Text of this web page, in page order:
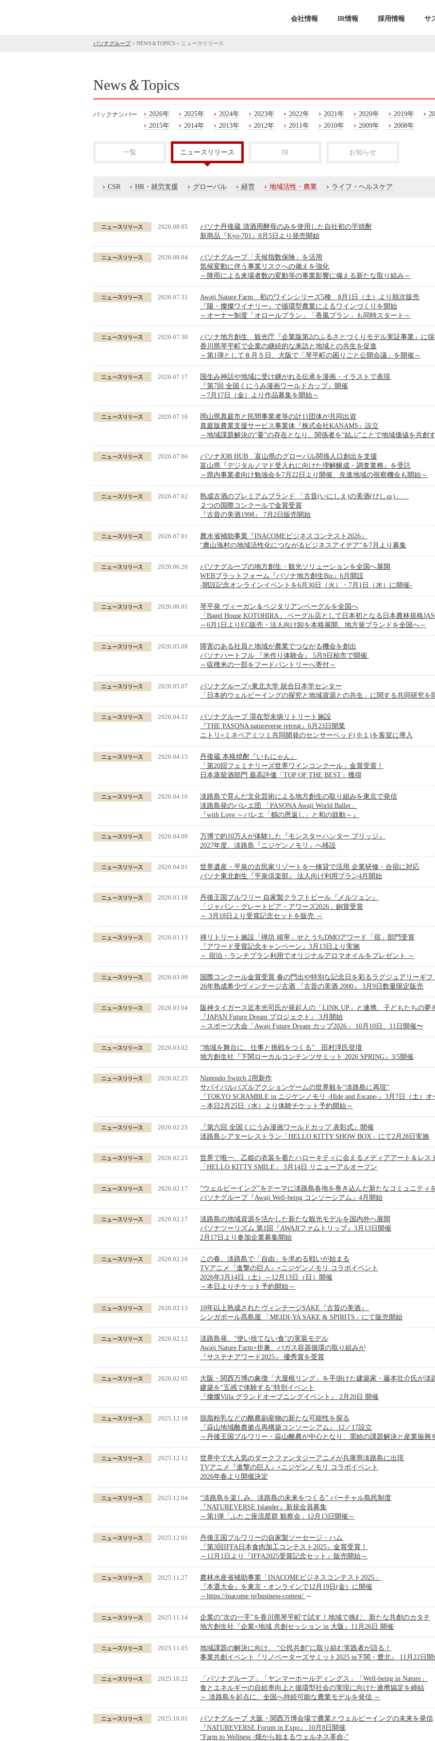
会社情報 IR情報 採用情報 サ
パソナグループ> NEWS＆TOPICS > ニュースリリース
News＆Topics
バックナンバー 2026年 2025年 2024年 2023年 2022年 2021年 2020年 2019年
2015年
2014年 2013年 2012年 2011年 2010年 2009年 2008年
一覧 ニュースリリース IR お知らせ
CSR HR・就労支援 グローバル 経営 地域活性・農業 ライフ・ヘルスケア
2026.08.05
パソナ丹後蔵 清酒用酵母のみを使用した自社初の芋焼酎
新商品『Kyo-701』8月5日より発売開始
2026.08.04
パソナグループ「天候指数保険」を活用
気候変動に伴う事業リスクへの備えを強化
～降雨による来場者数の変動等の事業影響に備える新たな取り組み～
2026.07.31
Awaji Nature Farm 初のワインシリーズ5種 8月1日（土）より順次販売
『陽・燦燦ワイナリー』で循環型農業によるワインづくりを開始
～オーナー制度「オロールプラン」「香風プラン」も同時スタート～
2026.07.30
パソナ地方創生 観光庁『企業版第2のふるさとづくりモデル実証事業』に
香川県琴平町で企業の継続的な来訪と地域との共生を促進
～第1弾として８月５日、大阪で「琴平町の困りごと公開会議」を開催～
2026.07.17
国生み神話や地域に受け継がれる伝承を漫画・イラストで表現
『第7回 全国くにうみ漫画ワールドカップ』開催
～7月17日（金）より作品募集を開始～
2026.07.16
岡山県真庭市と民間事業者等の計11団体が共同出資
真庭版農業支援サービス事業体『株式会社KANAMS』設立
～地域課題解決の“要”の存在となり、関係者を“結ぶ”ことで地域価値を共創
2026.07.06
パソナJOB HUB 富山県のグローバル関係人口創出を支援
富山県『デジタルノマド受入れに向けた理解醸成・調査業務』を受託
～県内事業者向け勉強会を7月22日より開催、先進地域の視察機会も開始～
2026.07.02
熟成古酒のプレミアムブランド 「古昔(いにしえ)の美酒(びしゅ)」
２つの国際コンクールで金賞受賞
『古昔の美酒1998』 7月2日販売開始
2026.07.01
農水省補助事業『INACOMEビジネスコンテスト2026』
“農山漁村の地域活性化につながるビジネスアイデア”を7月より募集
2026.06.26
パソナグループの地方創生・観光ソリューションを全国へ展開
WEBプラットフォーム『パソナ地方創生Biz』6月開設
-開設記念オンラインイベントを6月30日（火）・7月1日（水）に開催-
2026.06.01
琴平発 ヴィーガン＆ベジタリアンベーグルを全国へ
「Bagel House KOTOHIRA」 ベーグル店として日本初となる日本農林規格
～6月1日よりEC販売・法人向け卸を本格展開、地方発ブランドを全国へ～
2026.05.08
障害のある社員と地域が農業でつながる機会を創出
パソナハートフル 『米作り体験会』 5月9日柏市で開催
～収穫米の一部をフードパントリーへ寄付～
2026.05.07
パソナグループ×東北大学 統合日本学センター
「日本的ウェルビーイングの探究と地域資源との共生」に関する共同研究を
2026.04.22
パソナグループ 滞在型未病リトリート施設
『THE PASONA natureverse retreat』6月23日開業
ニトリ×ミネベアミツミ共同開発のセンサーベッド(※１)を客室に導入
2026.04.15
丹後蔵 本格焼酎『いもにゃん』
「第20回フェミナリーズ世界ワインコンクール」金賞受賞！
日本蒸留酒部門 最高評価「TOP OF THE BEST」獲得
2026.04.10
淡路島で育んだ文化芸術による地方創生の取り組みを東京で発信
淡路島発のバレエ団 「PASONA Awaji World Ballet」
『with Love ～バレエ「鶴の恩返し」と和の鼓動～』
2026.04.09
万博で約10万人が体験した『モンスターハンター ブリッジ』
2027年度、淡路島『ニジゲンノモリ』へ移設
2026.04.01
世界遺産・平泉の古民家リゾートを一棟貸で活用 企業研修・合宿に対応
パソナ東北創生『平泉倶楽部』 法人向け利用プラン4月開始
2026.03.18
丹後王国ブルワリー 自家製クラフトビール『メルツェン』
「ジャパン・グレートビア・アワーズ2026」銅賞受賞
～ 3月18日より受賞記念セットを販売 ～
2026.03.13
禅リトリート施設「禅坊 靖寧」せとうちDMOアワード「宿」部門受賞
『アワード受賞記念キャンペーン』3月13日より実施
～ 宿泊・ランチプラン利用でオリジナルアロマオイルをプレゼント ～
2026.03.09
国際コンクール金賞受賞 春の門出や特別な記念日を彩るラグジュアリーギフ
26年熟成希少ヴィンテージ古酒 『古昔の美酒 2000』 3月9日数量限定販売
2026.03.04
阪神タイガース近本光司氏が発起人の「LINK UP」と連携、子どもたちの夢
『JAPAN Future Dream プロジェクト』 3月開始
～スポーツ大会「Awaji Future Dream カップ2026」 10月10日、11日開催〜
2026.03.02
“地域を舞台に、仕事と挑戦をつくる” 田村淳氏登壇
地方創生社『下関ローカルコンテンツサミット 2026 SPRING』3/5開催
2026.02.25
Nintendo Switch 2用新作
サバイバルパズルアクションゲームの世界観を“淡路島に再現”
『TOKYO SCRAMBLE in ニジゲンノモリ -Hide and Escape-』3月7日（土）オ
～本日2月25日（水）より体験チケット予約開始～
2026.02.25
『第六回 全国くにうみ漫画ワールドカップ 表彰式』開催
淡路島シアターレストラン「HELLO KITTY SHOW BOX」にて2月28日実施
2026.02.25
世界で唯一、乙姫の衣装を着たハローキティに会えるメディアアート＆レス
「HELLO KITTY SMILE」 3月14日 リニューアルオープン
2026.02.17
“ウェルビーイング”をテーマに淡路島各地を巻き込んだ新たなコミュニティ
パソナグループ『Awaji Well-being コンソーシアム』4月開始
2026.02.17
淡路島の地域資源を活かした新たな観光モデルを国内外へ展開
パソナツーリズム 第1回『AWAJIファムトリップ』3月13日開催
2月17日より参加企業募集開始
2026.02.16
この春、淡路島で「自由」を求める戦いが始まる
TVアニメ『進撃の巨人』×ニジゲンノモリ コラボイベント
2026年3月14日（土）～12月13日（日）開催
～本日よりチケット予約開始～
2026.02.13
10年以上熟成されたヴィンテージSAKE『古昔の美酒』
シンガポール髙島屋 「MEIDI-YA SAKE & SPIRITS」にて販売開始
2026.02.12
淡路島発、“使い捨てない食”の実装モデル
Awaji Nature Farm×折兼、バガス容器循環の取り組みが
『サステナアワード2025』 優秀賞を受賞
2026.02.05
大阪・関西万博の象徴「大屋根リング」を手掛けた建築家・藤本壮介氏が淡
建築を“五感で体験する”特別イベント
『燦燦Villa グランドオープニングイベント』 2月20日 開催
2025.12.18
脱脂粉乳などの酪農副産物の新たな可能性を探る
『蒜山地域酪農拠点再構築コンソーシアム』 12／17設立
～丹後王国ブルワリー・蒜山酪農が中心となり、需給の課題解決と産業振興
2025.12.12
世界中で大人気のダークファンタジーアニメが兵庫県淡路島に出現
TVアニメ『進撃の巨人』×ニジゲンノモリ コラボイベント
2026年春より開催決定
2025.12.04
“淡路島を楽しみ、淡路島の未来をつくる” バーチャル島民制度
『NATUREVERSE Islander』新規会員募集
～第1弾「ふたご座流星群 観察会」12月13日開催～
2025.12.01
丹後王国ブルワリーの自家製ソーセージ・ハム
『第3回IFFA日本食肉加工コンテスト2025』金賞受賞！
～12月1日より『IFFA2025受賞記念セット』販売開始～
2025.11.27
農林水産省補助事業「INACOMEビジネスコンテスト2025」
『本選大会』を東京・オンラインで12月19日(金）に開催
～ https://inacome.jp/business-contest/ ～
2025.11.14
企業の“次の一手”を香川県琴平町で試す！地域で挑む、新たな共創のカタチ
地方創生社『企業×地域 共創セッション in 大阪』11月26日 開催
2025.11.05
地域課題の解決に向け、 “公民共創“に取り組む実践者が語る！
事業共創イベント『リノベーターズサミット2025 in下関・豊北』 11月22日開
2025.10.22
「パソナグループ」「ヤンマーホールディングス」「Well-being in Nature」
食とエネルギーの自給率向上と循環型社会の実現に向けた連携協定を締結
～ 淡路島を起点に、全国へ持続可能な農業モデルを発信 ～
2025.10.01
パソナグループ 大阪・関西万博会場で農業とウェルビーイングの未来を発信
『NATUREVERSE Forum in Expo』 10月8日開催
“Farm to Wellness -畑から始まるウェルネス革命-”